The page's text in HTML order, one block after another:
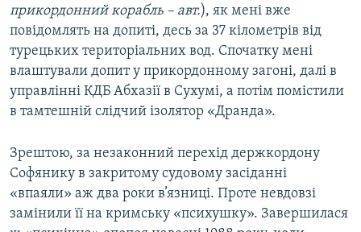
прикордонний корабль – авт.), як мені вже
повідомлять на допиті, десь за 37 кілометрів від
турецьких територіальних вод. Cпочатку мені
влаштували допит у прикордонному загоні, далі в
управлінні КДБ Абхазії в Сухумі, а потім помістили
в тамтешній слідчий ізолятор «Дранда».
Зрештою, за незаконний перехід держкордону
Софянику в закритому судовому засіданні
«впаяли» аж два роки в’язниці. Проте невдовзі
замінили її на кримську «психушку». Завершилася